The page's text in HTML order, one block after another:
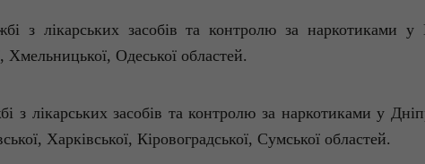
з лікарських засобів та контролю за наркотиками у
Одеської областей.
з лікарських засобів та контролю за наркотиками у
Харківської, Кіровоградської, Сумської областей.